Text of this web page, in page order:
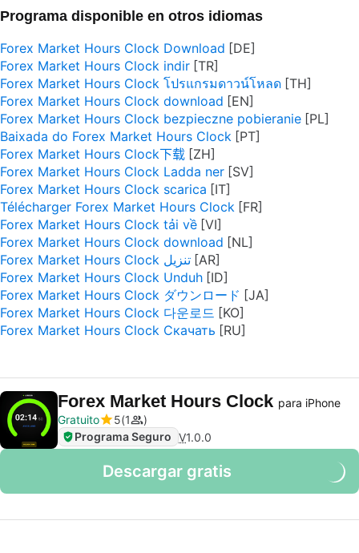
Programa disponible en otros idiomas
Forex Market Hours Clock Download
Forex Market Hours Clock indir
Forex Market Hours Clock โปรแกรมดาวน์โหลด
Forex Market Hours Clock download
Forex Market Hours Clock bezpieczne pobieranie
Baixada do Forex Market Hours Clock
Forex Market Hours Clock下载
Forex Market Hours Clock Ladda ner
Forex Market Hours Clock scarica
Télécharger Forex Market Hours Clock
Forex Market Hours Clock tải về
Forex Market Hours Clock download
Forex Market Hours Clock تنزيل
Forex Market Hours Clock Unduh
Forex Market Hours Clock ダウンロード
Forex Market Hours Clock 다운로드
Forex Market Hours Clock Скачать
Forex Market Hours Clock para iPhone
Gratuito
5 1
Programa Seguro V1.0.0
Descargar gratis